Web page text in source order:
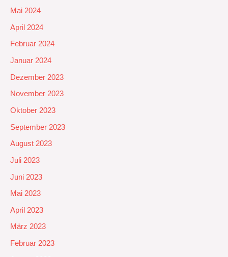
Mai 2024
April 2024
Februar 2024
Januar 2024
Dezember 2023
November 2023
Oktober 2023
September 2023
August 2023
Juli 2023
Juni 2023
Mai 2023
April 2023
März 2023
Februar 2023